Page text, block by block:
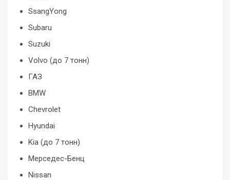
SsangYong
Subaru
Suzuki
Volvo (до 7 тонн)
ГАЗ
BMW
Chevrolet
Hyundai
Kia (до 7 тонн)
Мерседес-Бенц
Nissan